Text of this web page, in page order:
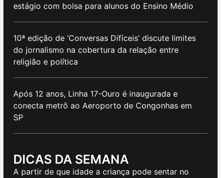
estágio com bolsa para alunos do Ensino Médio
10ª edição de ‘Conversas Difíceis’ discute limites
do jornalismo na cobertura da relação entre
religião e política
Após 12 anos, Linha 17-Ouro é inaugurada e
conecta metrô ao Aeroporto de Congonhas em
SP
DICAS DA SEMANA
A partir de que idade a criança pode sentar no